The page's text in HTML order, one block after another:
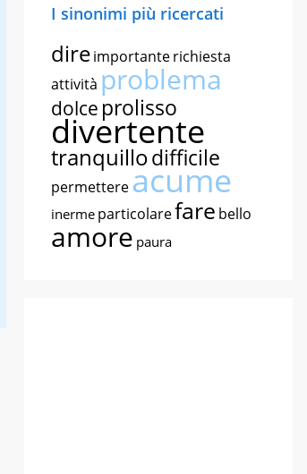
I sinonimi più ricercati
direimportanterichiesta
attività problema
dolce prolisso
divertente
tranquillodifficile
permettereacume
inerme particolarefare bello
amore paura